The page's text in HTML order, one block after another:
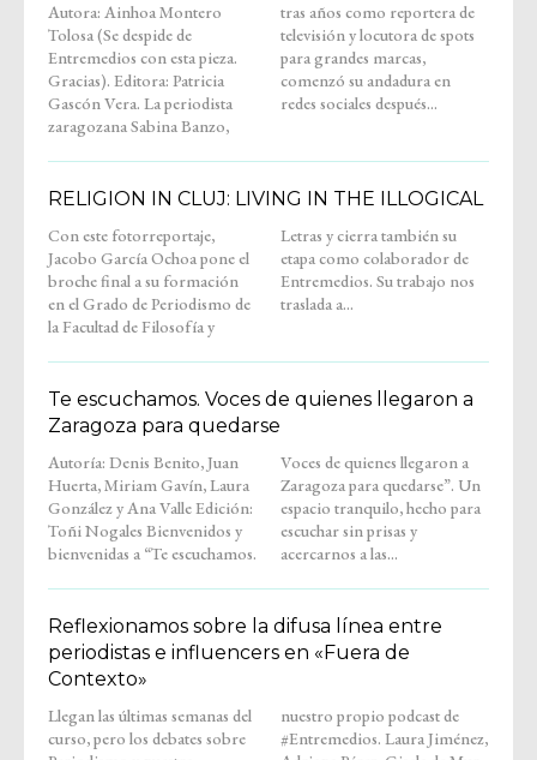
Autora: Ainhoa Montero
Tolosa (Se despide de
Entremedios con esta pieza.
Gracias). Editora: Patricia
Gascón Vera. La periodista
zaragozana Sabina Banzo,
tras años como reportera de
televisión y locutora de spots
para grandes marcas,
comenzó su andadura en
redes sociales después...
RELIGION IN CLUJ: LIVING IN THE ILLOGICAL
Con este fotorreportaje,
Jacobo García Ochoa pone el
broche final a su formación
en el Grado de Periodismo de
la Facultad de Filosofía y
Letras y cierra también su
etapa como colaborador de
Entremedios. Su trabajo nos
traslada a...
Te escuchamos. Voces de quienes llegaron a
Zaragoza para quedarse
Autoría: Denis Benito, Juan
Huerta, Miriam Gavín, Laura
González y Ana Valle Edición:
Toñi Nogales Bienvenidos y
bienvenidas a “Te escuchamos.
Voces de quienes llegaron a
Zaragoza para quedarse”. Un
espacio tranquilo, hecho para
escuchar sin prisas y
acercarnos a las...
Reflexionamos sobre la difusa línea entre
periodistas e influencers en «Fuera de
Contexto»
Llegan las últimas semanas del
curso, pero los debates sobre
nuestro propio podcast de
#Entremedios. Laura Jiménez,